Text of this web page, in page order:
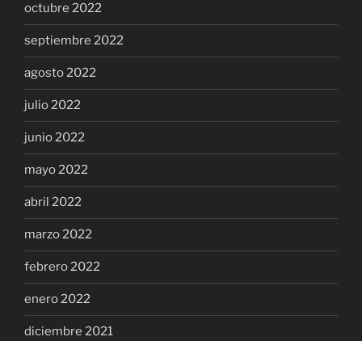
octubre 2022
septiembre 2022
agosto 2022
julio 2022
junio 2022
mayo 2022
abril 2022
marzo 2022
febrero 2022
enero 2022
diciembre 2021